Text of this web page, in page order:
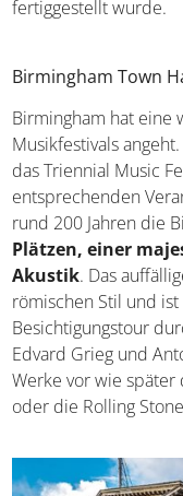
was Musikfestivals
fand hier das
einen
man vor rund 200
1.100 Plätzen,
formidablen
Gebäude folgt dem
Muss auf jeder
Komponisten wie
stellten hier ebenso
Beatles, Led